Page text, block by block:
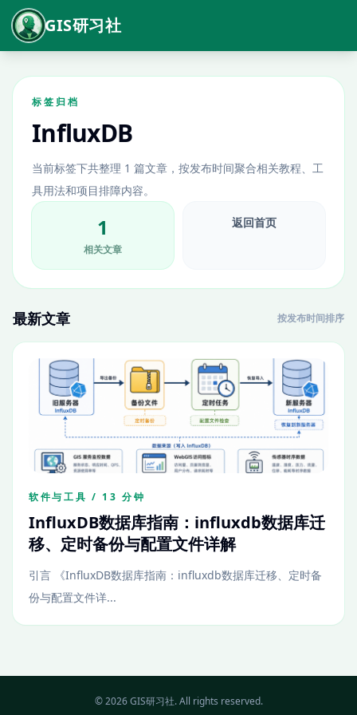
GIS研习社
标签归档
InfluxDB
当前标签下共整理 1 篇文章，按发布时间聚合相关教程、工
具用法和项目排障内容。
1
相关文章
返回首页
最新文章 按发布时间排序
软件与工具 / 13 分钟
InfluxDB数据库指南：influxdb数据库迁
移、定时备份与配置文件详解
引言 《InfluxDB数据库指南：influxdb数据库迁移、定时备
份与配置文件详...
© 2026 GIS研习社. All rights reserved.